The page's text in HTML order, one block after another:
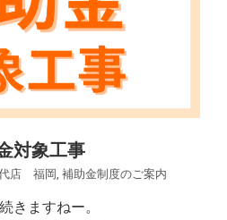
対象工事
店 福岡, 補助金制度のご案内
きますねー。